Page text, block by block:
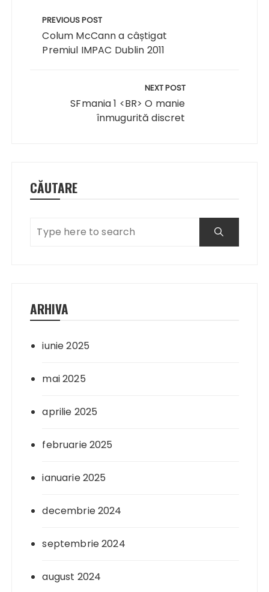
articole
PREVIOUS POST
Colum McCann a câștigat
Premiul IMPAC Dublin 2011
NEXT POST
SFmania 1 <BR> O manie
înmugurită discret
CĂUTARE
ARHIVA
iunie 2025
mai 2025
aprilie 2025
februarie 2025
ianuarie 2025
decembrie 2024
septembrie 2024
august 2024